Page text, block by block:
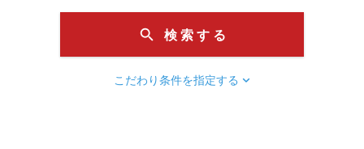
こだわり条件を指定する chevron_right
search 検 索 す る